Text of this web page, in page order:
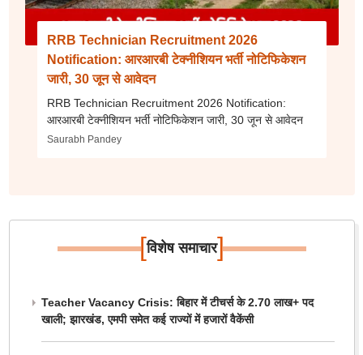
RRB Technician Recruitment 2026
Notification: आरआरबी टेक्नीशियन भर्ती नोटिफिकेशन
जारी, 30 जून से आवेदन
RRB Technician Recruitment 2026 Notification:
आरआरबी टेक्नीशियन भर्ती नोटिफिकेशन जारी, 30 जून से आवेदन
Saurabh Pandey
[विशेष समाचार]
Teacher Vacancy Crisis: बिहार में टीचर्स के 2.70 लाख+ पद
खाली; झारखंड, एमपी समेत कई राज्यों में हजारों वैकेंसी